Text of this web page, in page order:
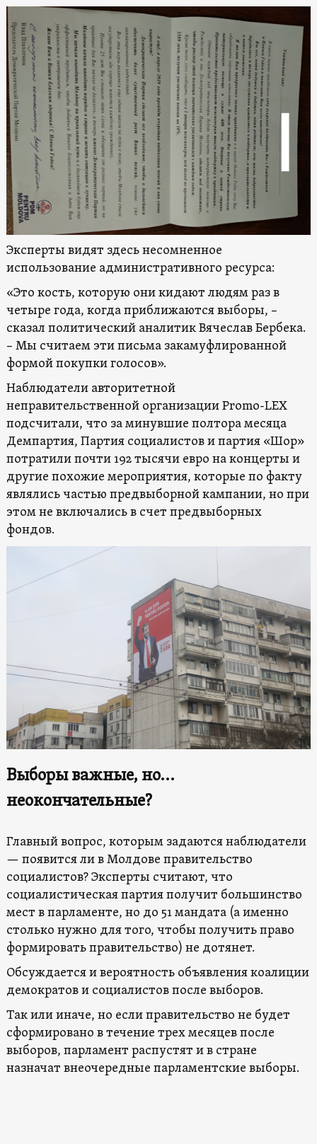
Эксперты видят здесь несомненное
использование административного ресурса:
«Это кость, которую они кидают людям раз в
четыре года, когда приближаются выборы, –
сказал политический аналитик Вячеслав Бербека.
– Мы считаем эти письма закамуфлированной
формой покупки голосов».
Наблюдатели авторитетной
неправительственной организации Promo-LEX
подсчитали, что за минувшие полтора месяца
Демпартия, Партия социалистов и партия «Шор»
потратили почти 192 тысячи евро на концерты и
другие похожие мероприятия, которые по факту
являлись частью предвыборной кампании, но при
этом не включались в счет предвыборных
фондов.
Выборы важные, но…
неокончательные?
Главный вопрос, которым задаются наблюдатели
— появится ли в Молдове правительство
социалистов? Эксперты считают, что
социалистическая партия получит большинство
мест в парламенте, но до 51 мандата (а именно
столько нужно для того, чтобы получить право
формировать правительство) не дотянет.
Обсуждается и вероятность объявления коалиции
демократов и социалистов после выборов.
Так или иначе, но если правительство не будет
сформировано в течение трех месяцев после
выборов, парламент распустят и в стране
назначат внеочередные парламентские выборы.